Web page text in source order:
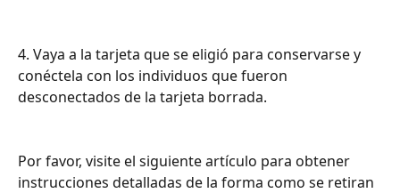
4. Vaya a la tarjeta que se eligió para conservarse y
conéctela con los individuos que fueron
desconectados de la tarjeta borrada.
Por favor, visite el siguiente artículo para obtener
instrucciones detalladas de la forma como se retiran